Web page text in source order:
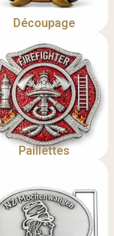
Découpage
Paillettes